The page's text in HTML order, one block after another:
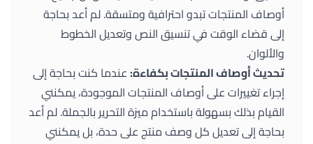
أوصاف المنتجات تبدو احترافية ومتسقة. لم أعد بحاجة
إلى قضاء الوقت في تنسيق النص وتعديل الخطوط
والألوان.
تحديث أوصاف المنتجات بكفاءة:عندما كنت بحاجة إلى
إجراء تغييرات على أوصاف المنتجات الموجودة، يمكنني
القيام بذلك بسهولة باستخدام ميزة التحرير بالجملة. لم أعد
بحاجة إلى تعديل كل وصف منتج على حدة، بل يمكنني